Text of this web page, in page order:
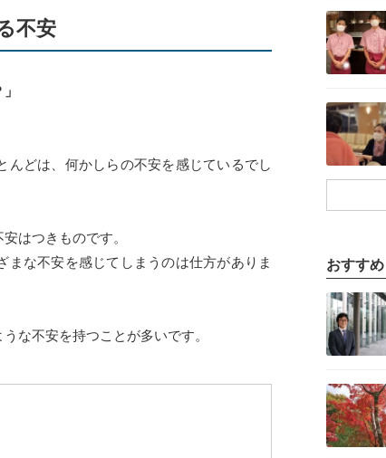
不安
んどは、何かしらの不安を感じているでし
はつきものです。
な不安を感じてしまうのは仕方がありま
な不安を持つことが多いです。
おすすめ
記事を読む